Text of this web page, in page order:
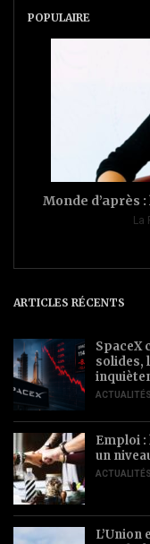
POPULAIRE
Monde d’après
La
ARTICLES RÉCENTS
SpaceX
solides,
ACTUALITÉS
Emploi :
un
ACTUALITÉS